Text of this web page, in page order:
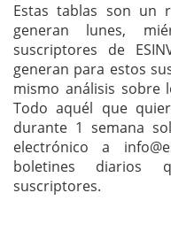
Estas tablas son un
generan lunes,
suscriptores de
generan para estos
mismo análisis sobre
Todo aquél que
durante 1 semana
electrónico a
boletines diarios
suscriptores.